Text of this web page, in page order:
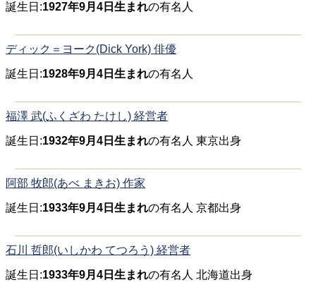
誕生日:1927年9月4日生まれの有名人
ディック＝ヨーク(Dick York) 俳優
誕生日:1928年9月4日生まれの有名人
福澤 武(ふくざわ たけし) 経営者
誕生日:1932年9月4日生まれの有名人 東京出身
阿部 牧郎(あべ まきお) 作家
誕生日:1933年9月4日生まれの有名人 京都出身
石川 哲郎(いしかわ てつろう) 経営者
誕生日:1933年9月4日生まれの有名人 北海道出身